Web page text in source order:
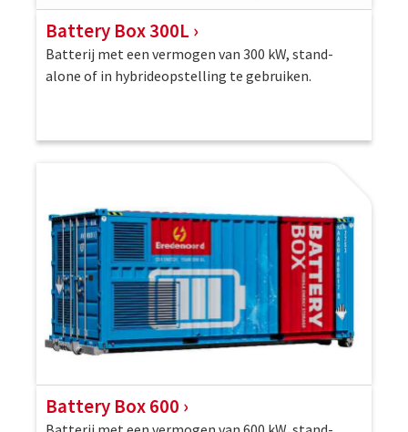
Battery Box 300L
Batterij met een vermogen van 300 kW, stand-
alone of in hybrideopstelling te gebruiken.
Battery Box 600